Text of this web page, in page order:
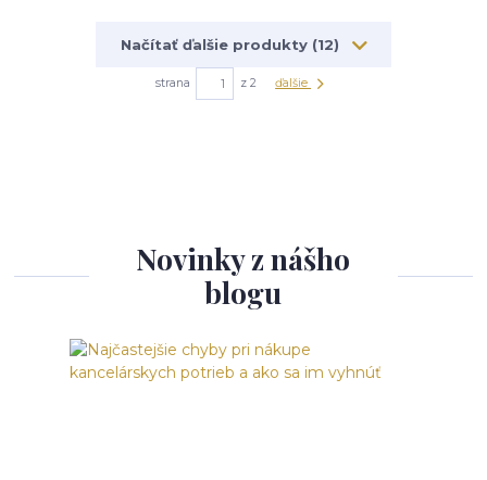
Načítať ďalšie produkty (12)
strana z 2 ďalšie
Novinky z nášho
blogu